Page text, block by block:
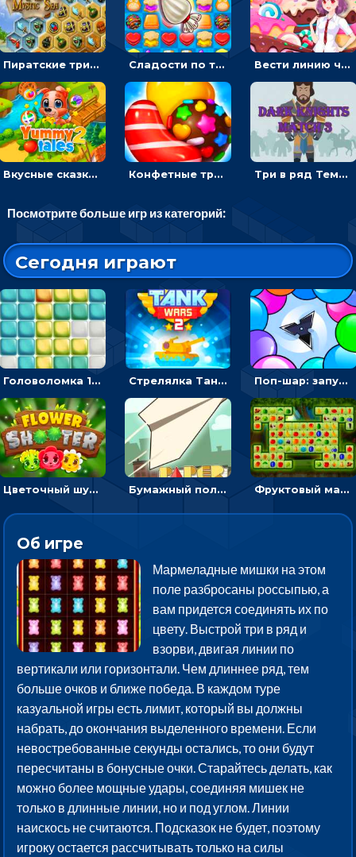
Пиратские три в ряд: двигать и собирать шестиугольники с сокровищами Сладости по три в ряд: перемещать конфеты, чтобы взорвать линию Вести линию через одинаковые конфеты на время, чтобы зарабатывать звезды - три в ряд
Вкусные сказки 2: переставлять фрукты по три в ряд и кормить животных Конфетные три в ряд: соединять и взрывать одинаковые сладости Три в ряд Темный рыцарь: двигать одинаковых воинов в строй
Посмотрите больше игр из категорий:
Сегодня играют
Головоломка 10х10 Стрелялка Танковые войны: бить по танку врага, чтобы уничтожить зло Поп-шар: запускать колючку, чтобы лопать воздушные шарики
Цветочный шутер: стрелять пчелками по цветам Бумажный полет: бросай самолетик и собери бонусы Фруктовый маджонг - найти одинаковые плитки головоломки
Об игре
Мармеладные мишки на этом
поле разбросаны россыпью, а
вам придется соединять их по
цвету. Выстрой три в ряд и
взорви, двигая линии по
вертикали или горизонтали. Чем длиннее ряд, тем
больше очков и ближе победа. В каждом туре
казуальной игры есть лимит, который вы должны
набрать, до окончания выделенного времени. Если
невостребованные секунды остались, то они будут
пересчитаны в бонусные очки. Старайтесь делать, как
можно более мощные удары, соединяя мишек не
только в длинные линии, но и под углом. Линии
наискось не считаются. Подсказок не будет, поэтому
игроку остается рассчитывать только на силы